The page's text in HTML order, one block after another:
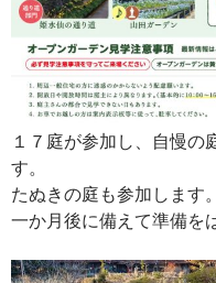
１７庭が参加し、自慢の
す。
たぬきの庭も参加します。
一か月後に備えて準備を